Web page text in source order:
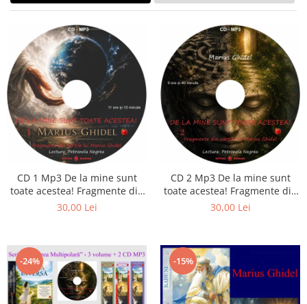
CD 1 Mp3 De la mine sunt
toate acestea! Fragmente din
cărțile lui Marius Ghidel
30,00 Lei
CD 2 Mp3 De la mine sunt
toate acestea! Fragmente din
cărțile lui Marius Ghidel
30,00 Lei
-24% -15%